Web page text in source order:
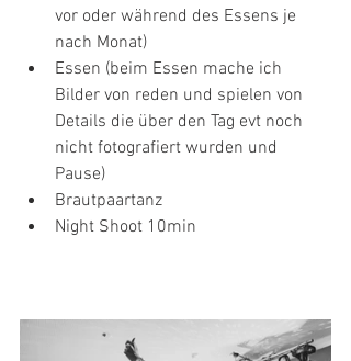
vor oder während des Essens je
nach Monat)
Essen (beim Essen mache ich
Bilder von reden und spielen von
Details die über den Tag evt noch
nicht fotografiert wurden und
Pause)
Brautpaartanz
Night Shoot 10min